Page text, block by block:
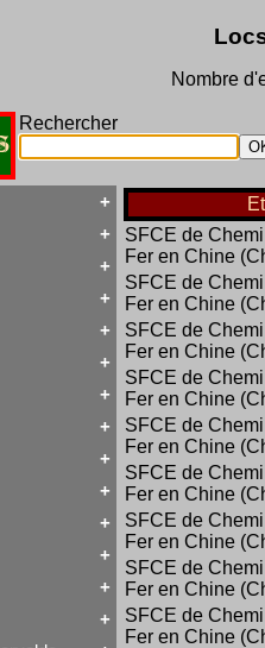
Nombre
Rechercher
SFCE de
Fer en Chine
SFCE de
Fer en Chine
SFCE de
Fer en Chine
SFCE de
Fer en Chine
SFCE de
Fer en Chine
SFCE de
Fer en Chine
SFCE de
Fer en Chine
SFCE de
Fer en Chine
SFCE de
Fer en Chine